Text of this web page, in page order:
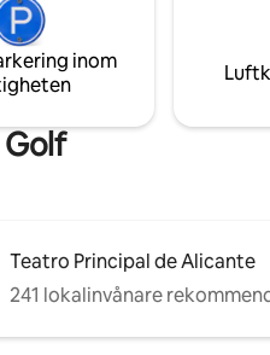
the
och paddelbanor.
på begäran. Avgift
under de kalla
inom
Teatro Principal de Alicante
241 lokalinvånare